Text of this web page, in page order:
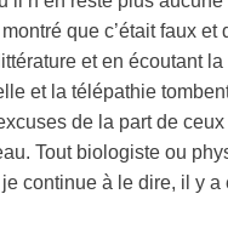
montré que c’était faux
et en écoutant
et la télépathie
de la part de
Tout biologiste ou
continue à le dire, il y